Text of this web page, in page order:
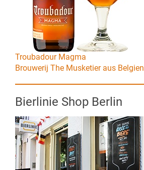
Troubadour Magma
Brouwerij The Musketier aus Belgien
Bierlinie Shop Berlin